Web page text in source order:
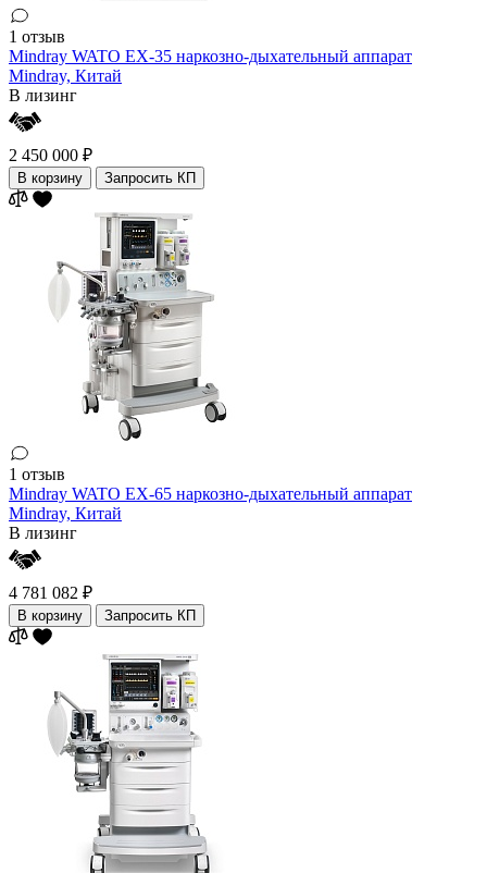
1 отзыв
Mindray WATO EX-35 наркозно-дыхательный аппарат
Mindray, Китай
В лизинг
2 450 000 ₽
В корзину Запросить КП
1 отзыв
Mindray WATO EX-65 наркозно-дыхательный аппарат
Mindray, Китай
В лизинг
4 781 082 ₽
В корзину Запросить КП